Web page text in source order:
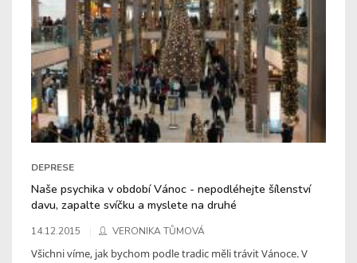
DEPRESE
Naše psychika v období Vánoc - nepodléhejte šílenství
davu, zapalte svíčku a myslete na druhé
14.12.2015 VERONIKA TŮMOVÁ
Všichni víme, jak bychom podle tradic měli trávit Vánoce. V